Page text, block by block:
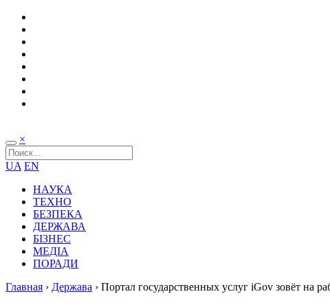
×
UA EN
НАУКА
ТЕХНО
БЕЗПЕКА
ДЕРЖАВА
БІЗНЕС
МЕДІА
ПОРАДИ
Главная › Держава › Портал государственных услуг iGov зовёт на